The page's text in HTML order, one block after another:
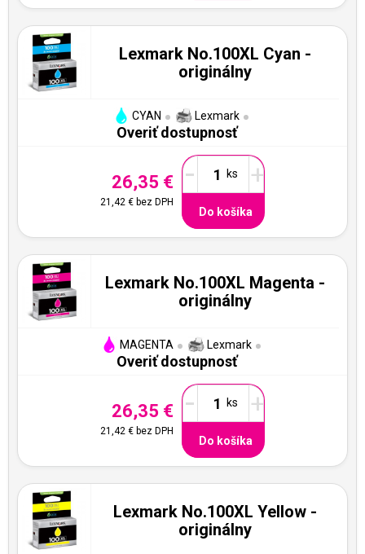
Lexmark No.100XL Cyan -
originálny
CYAN Lexmark
Overiť dostupnosť
26,35 €
21,42 € bez DPH
- +
Do košíka
Lexmark No.100XL Magenta -
originálny
MAGENTA Lexmark
Overiť dostupnosť
26,35 €
21,42 € bez DPH
- +
Do košíka
Lexmark No.100XL Yellow -
originálny